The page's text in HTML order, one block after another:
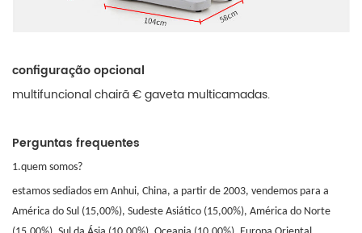
configuração opcional
multifuncional chairã € gaveta multicamadas.
Perguntas frequentes
1.quem somos?
estamos sediados em Anhui, China, a partir de 2003, vendemos para a
América do Sul (15,00%), Sudeste Asiático (15,00%), América do Norte